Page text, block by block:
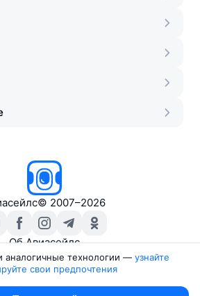
© 2007–2026
Об Авиасейлс
Пресс‑центр
аналогичные технологии — узнайте
свои предпочтения